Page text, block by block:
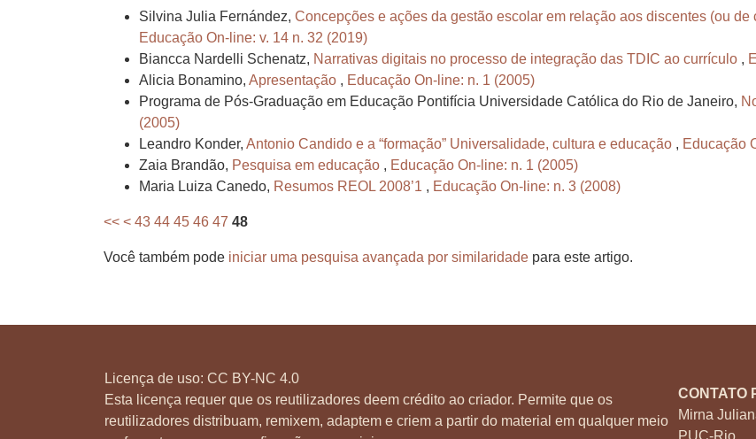
Silvina Julia Fernández, Concepções e ações da gestão escolar em relação aos discentes (ou
Educação On-line: v. 14 n. 32 (2019)
Biancca Nardelli Schenatz, Narrativas digitais no processo de integração das TDIC ao currículo ,
Alicia Bonamino, Apresentação , Educação On-line: n. 1 (2005)
Programa de Pós-Graduação em Educação Pontifícia Universidade Católica do Rio de Janeiro,
(2005)
Leandro Konder, Antonio Candido e a “formação” Universalidade, cultura e educação , Educação
Zaia Brandão, Pesquisa em educação , Educação On-line: n. 1 (2005)
Maria Luiza Canedo, Resumos REOL 2008’1 , Educação On-line: n. 3 (2008)
<< < 43 44 45 46 47 48
Você também pode iniciar uma pesquisa avançada por similaridade para este artigo.
Licença de uso: CC BY-NC 4.0
Esta licença requer que os reutilizadores deem crédito ao criador. Permite que os
reutilizadores distribuam, remixem, adaptem e criem a partir do material em qualquer meio
CONTATO
Mirna